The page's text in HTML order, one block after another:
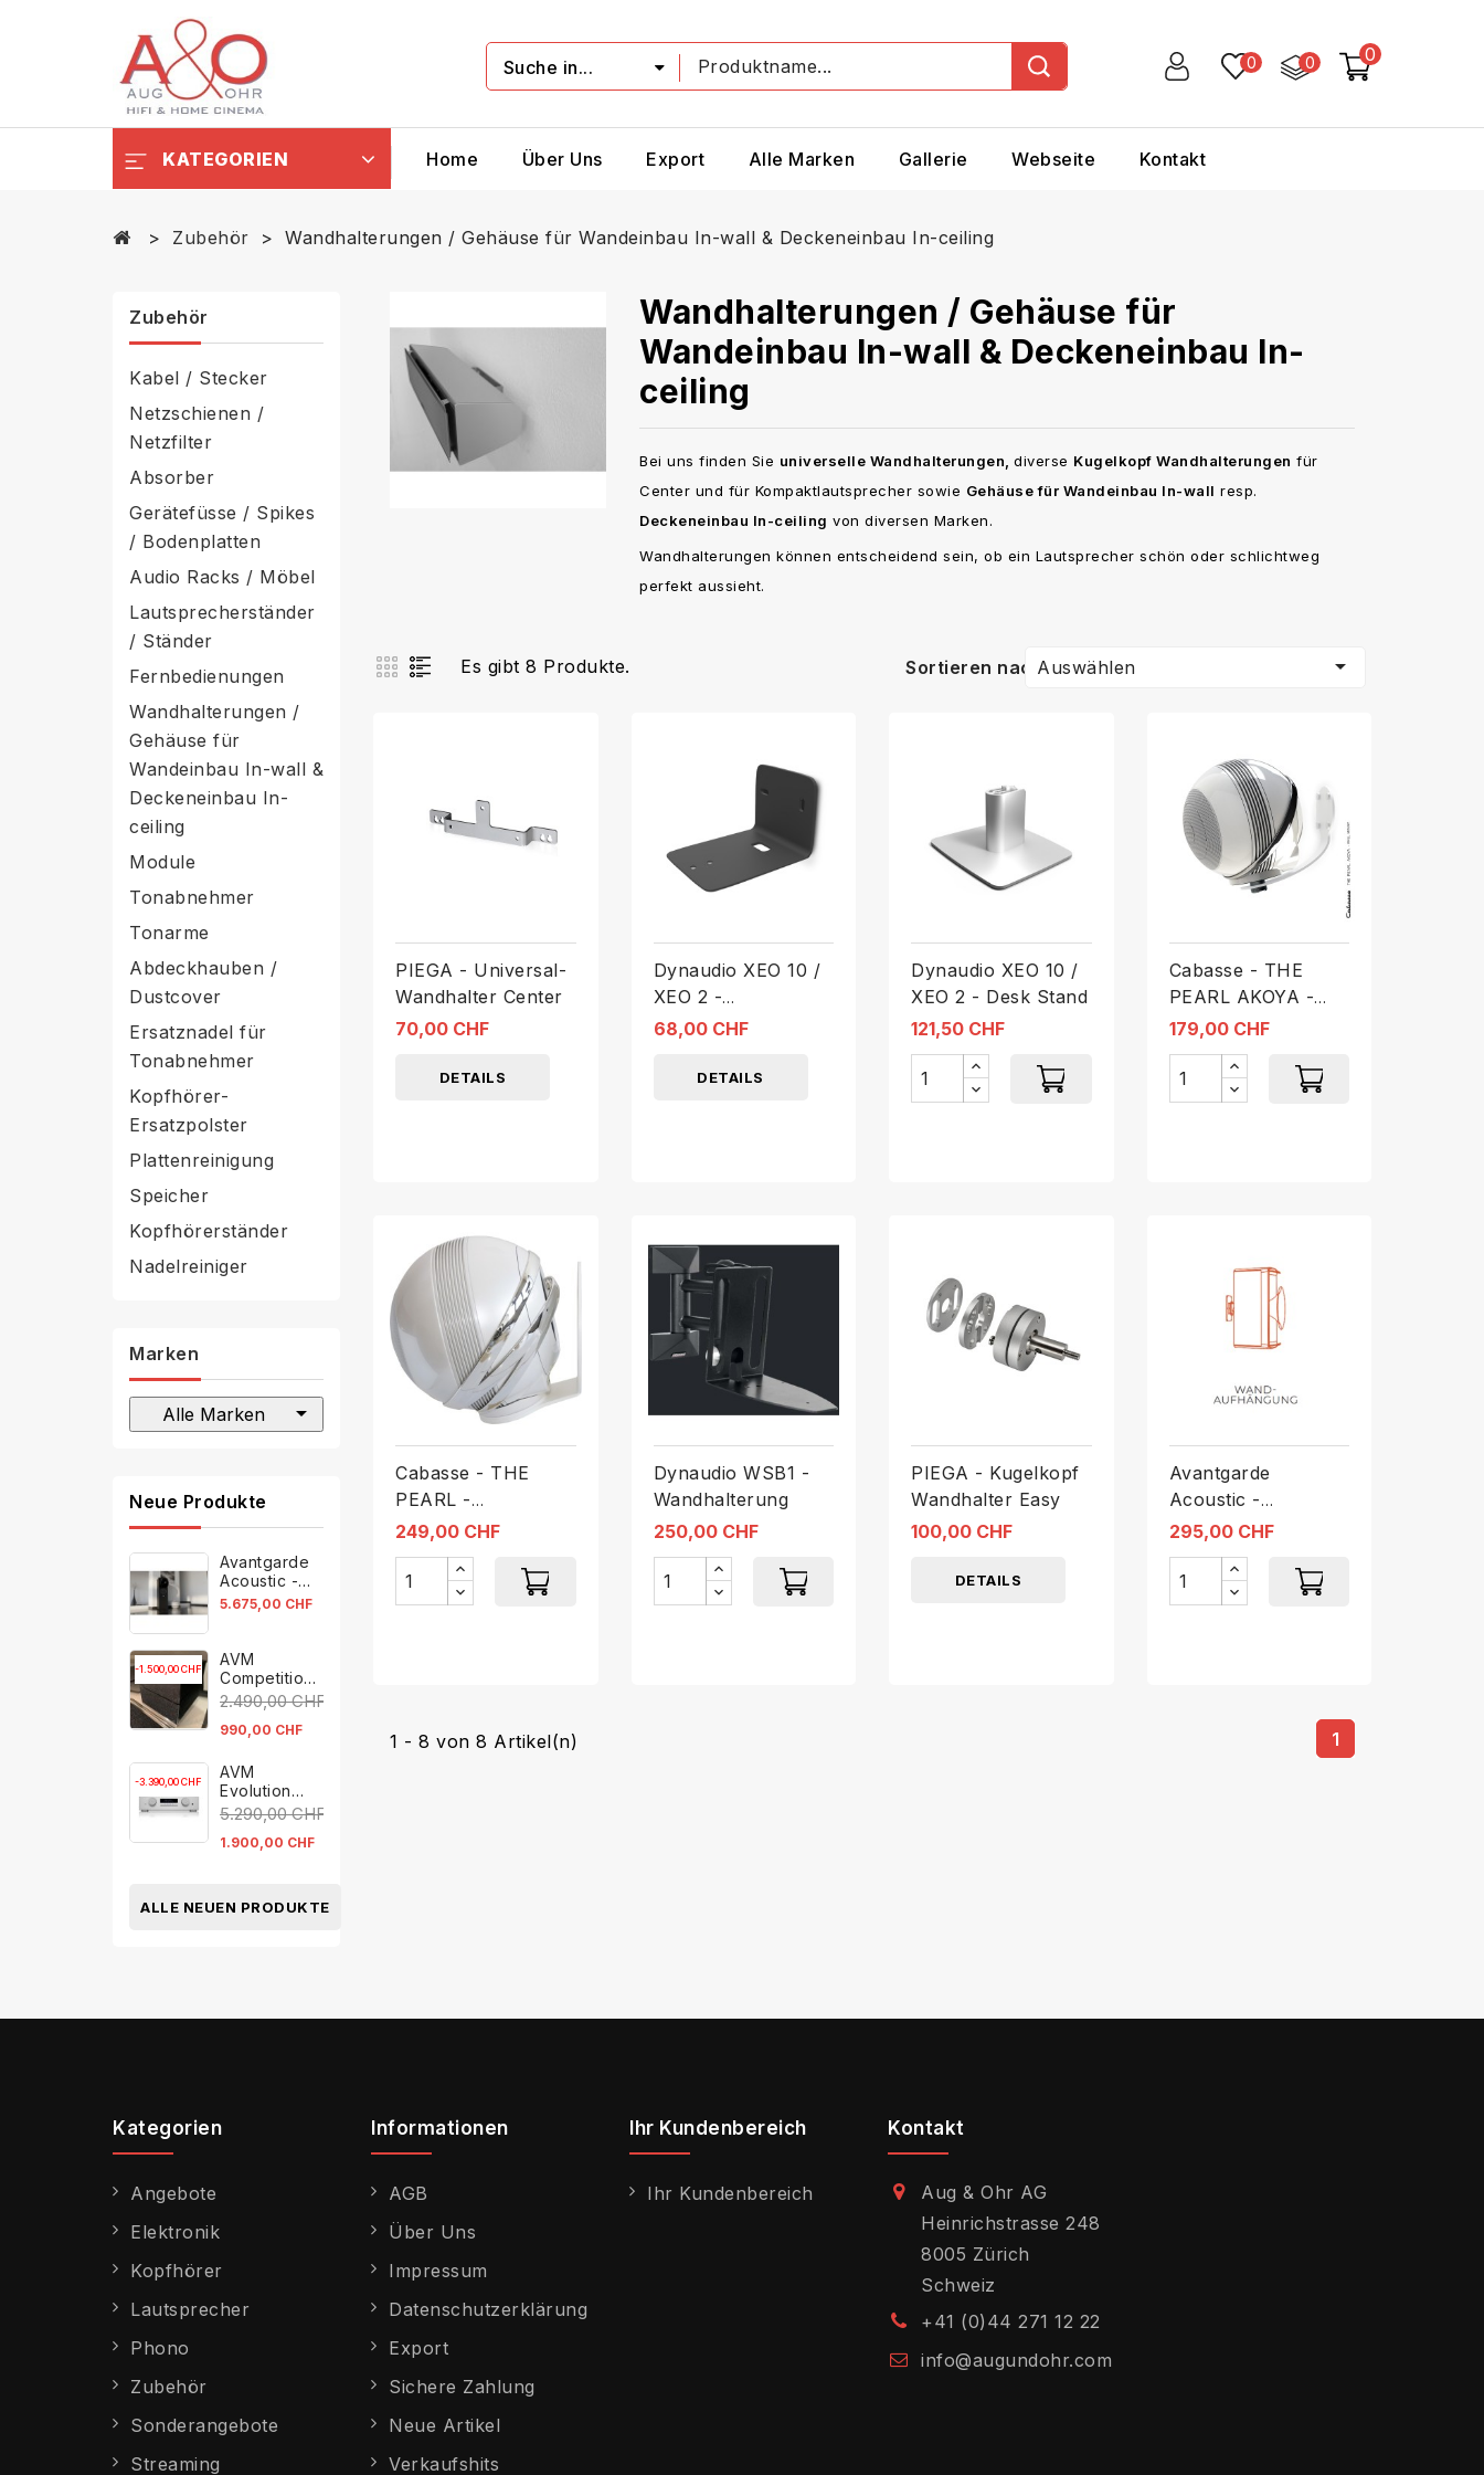
0
0
0
Suche in...
KATEGORIEN Home Über Uns Export Alle Marken Gallerie Webseite Kontakt
Zubehör Wandhalterungen / Gehäuse für Wandeinbau In-wall & Deckeneinbau In-ceiling
Zubehör
Kabel / Stecker
Netzschienen /
Netzfilter
Absorber
Gerätefüsse / Spikes
/ Bodenplatten
Audio Racks / Möbel
Lautsprecherständer
/ Ständer
Fernbedienungen
Wandhalterungen /
Gehäuse für
Wandeinbau In-wall &
Deckeneinbau In-
ceiling
Module
Tonabnehmer
Tonarme
Abdeckhauben /
Dustcover
Ersatznadel für
Tonabnehmer
Kopfhörer-
Ersatzpolster
Plattenreinigung
Speicher
Kopfhörerständer
Nadelreiniger
Marken
Alle Marken arrow_drop_down
Neue Produkte
Avantgarde
Acoustic -
OPUS 1
5.675,00 CHF
AVM
Competition
Mono
2.490,00 CHF
-1.500,00 CHF
990,00 CHF
AVM
Evolution
C5.2
5.290,00 CHF
-3.390,00 CHF
1.900,00 CHF
ALLE NEUEN PRODUKTE
Wandhalterungen / Gehäuse für
Wandeinbau In-wall & Deckeneinbau In-
ceiling
Bei uns finden Sie universelle Wandhalterungen,diverse Kugelkopf Wandhalterungen für
Center und für Kompaktlautsprecher sowie Gehäuse für Wandeinbau In-wall resp.
Deckeneinbau In-ceiling von diversen Marken.
Wandhalterungen können entscheidend sein, ob ein Lautsprecher schön oder schlichtweg
perfekt aussieht.
Es gibt 8 Produkte. Sortieren nach:Auswählen 
PIEGA - Universal-
Wandhalter Center
70,00 CHF
DETAILS
Dynaudio XEO 10 /
XEO 2 -
Wandhalterung
68,00 CHF
DETAILS
Dynaudio XEO 10 /
XEO 2 - Desk Stand
121,50 CHF
Cabasse - THE
PEARL AKOYA -
Wandhalterung
179,00 CHF
Cabasse - THE
PEARL -
Wandhalterung
249,00 CHF
Dynaudio WSB1 -
Wandhalterung
250,00 CHF
PIEGA - Kugelkopf
Wandhalter Easy
100,00 CHF
DETAILS
Avantgarde
Acoustic -
Wandaufhängung
für COLIBRI C2
295,00 CHF
1 - 8 von 8 Artikel(n) 1
Kategorien
Angebote
Elektronik
Kopfhörer
Lautsprecher
Phono
Zubehör
Sonderangebote
Streaming
Informationen
AGB
Über Uns
Impressum
Datenschutzerklärung
Export
Sichere Zahlung
Neue Artikel
Verkaufshits
Ihr Kundenbereich
Ihr Kundenbereich
Kontakt
Aug & Ohr AG
Heinrichstrasse 248
8005 Zürich
Schweiz
+41 (0)44 271 12 22
info@augundohr.com